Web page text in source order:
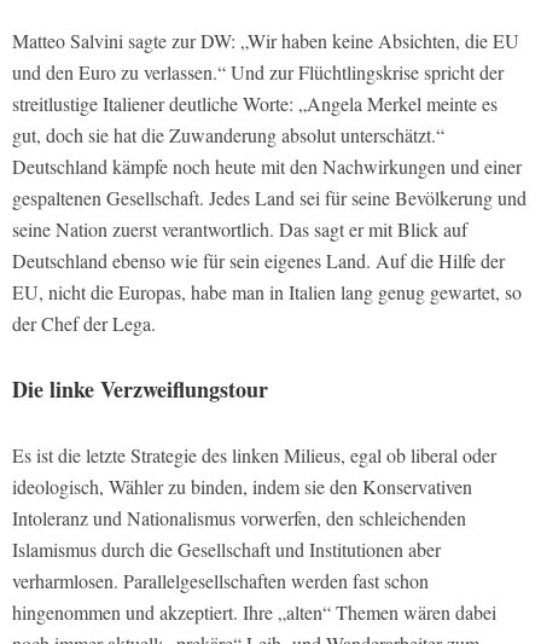
Matteo Salvini sagte zur DW: „Wir haben keine Absichten, die EU
und den Euro zu verlassen.“ Und zur Flüchtlingskrise spricht der
streitlustige Italiener deutliche Worte: „Angela Merkel meinte es
gut, doch sie hat die Zuwanderung absolut unterschätzt.“
Deutschland kämpfe noch heute mit den Nachwirkungen und einer
gespaltenen Gesellschaft. Jedes Land sei für seine Bevölkerung und
seine Nation zuerst verantwortlich. Das sagt er mit Blick auf
Deutschland ebenso wie für sein eigenes Land. Auf die Hilfe der
EU, nicht die Europas, habe man in Italien lang genug gewartet, so
der Chef der Lega.
Die linke Verzweiflungstour
Es ist die letzte Strategie des linken Milieus, egal ob liberal oder
ideologisch, Wähler zu binden, indem sie den Konservativen
Intoleranz und Nationalismus vorwerfen, den schleichenden
Islamismus durch die Gesellschaft und Institutionen aber
verharmlosen. Parallelgesellschaften werden fast schon
hingenommen und akzeptiert. Ihre „alten“ Themen wären dabei